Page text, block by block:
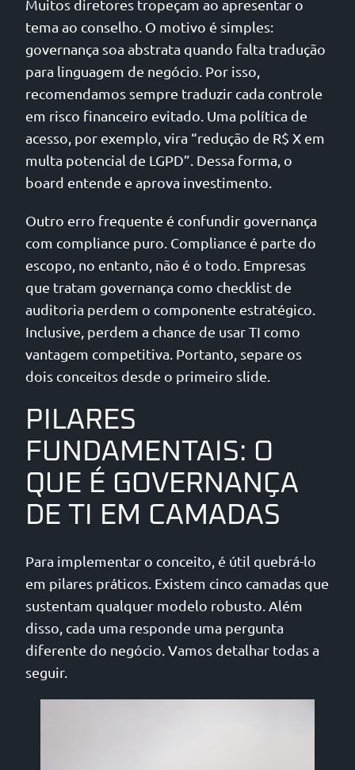
Muitos diretores tropeçam ao apresentar o
tema ao conselho. O motivo é simples:
governança soa abstrata quando falta tradução
para linguagem de negócio. Por isso,
recomendamos sempre traduzir cada controle
em risco financeiro evitado. Uma política de
acesso, por exemplo, vira “redução de R$ X em
multa potencial de LGPD”. Dessa forma, o
board entende e aprova investimento.
Outro erro frequente é confundir governança
com compliance puro. Compliance é parte do
escopo, no entanto, não é o todo. Empresas
que tratam governança como checklist de
auditoria perdem o componente estratégico.
Inclusive, perdem a chance de usar TI como
vantagem competitiva. Portanto, separe os
dois conceitos desde o primeiro slide.
PILARES
FUNDAMENTAIS: O
QUE É GOVERNANÇA
DE TI EM CAMADAS
Para implementar o conceito, é útil quebrá-lo
em pilares práticos. Existem cinco camadas que
sustentam qualquer modelo robusto. Além
disso, cada uma responde uma pergunta
diferente do negócio. Vamos detalhar todas a
seguir.